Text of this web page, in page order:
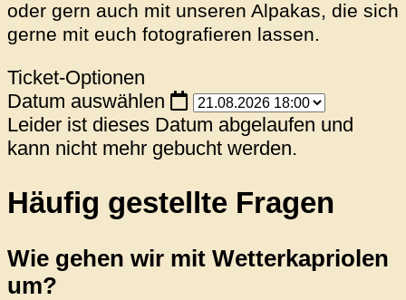
oder gern auch mit unseren Alpakas, die sich
gerne mit euch fotografieren lassen.
Ticket-Optionen
Datum auswählen
Leider ist dieses Datum abgelaufen und
kann nicht mehr gebucht werden.
Häufig gestellte Fragen
Wie gehen wir mit Wetterkapriolen
um?